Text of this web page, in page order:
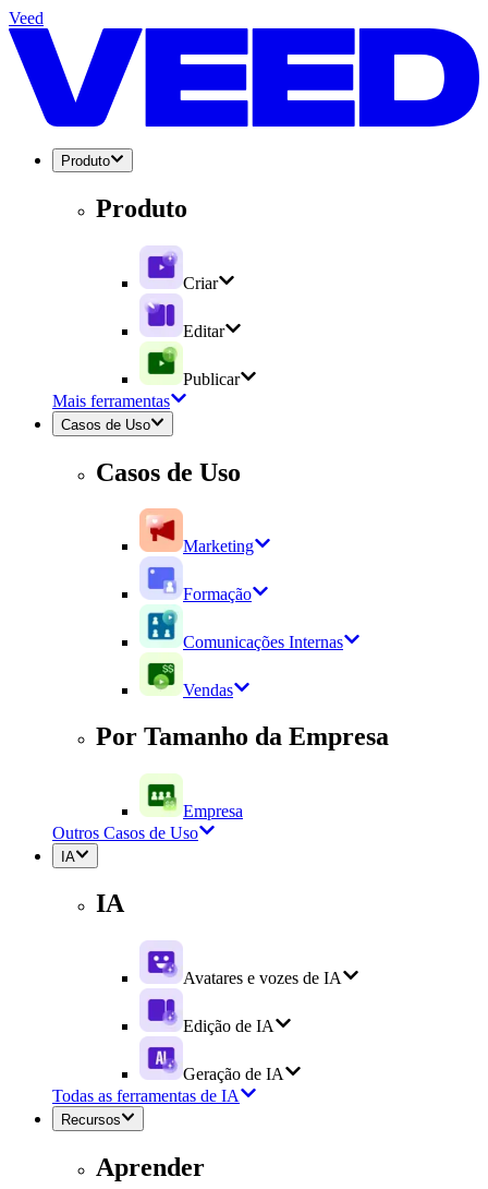
Veed
Produto
Produto
Criar
Editar
Publicar
Mais ferramentas
Casos de Uso
Casos de Uso
Marketing
Formação
Comunicações Internas
Vendas
Por Tamanho da Empresa
Empresa
Outros Casos de Uso
IA
IA
Avatares e vozes de IA
Edição de IA
Geração de IA
Todas as ferramentas de IA
Recursos
Aprender